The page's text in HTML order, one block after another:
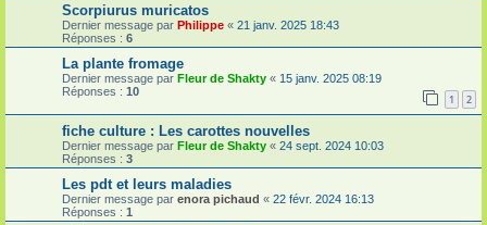
Scorpiurus muricatos
Dernier message par Philippe « 21 janv. 2025 18:43
Réponses : 6
La plante fromage
Dernier message par Fleur de Shakty « 15 janv. 2025 08:19
Réponses : 10
1 2
fiche culture : Les carottes nouvelles
Dernier message par Fleur de Shakty « 24 sept. 2024 10:03
Réponses : 3
Les pdt et leurs maladies
Dernier message par enora pichaud « 22 févr. 2024 16:13
Réponses : 1